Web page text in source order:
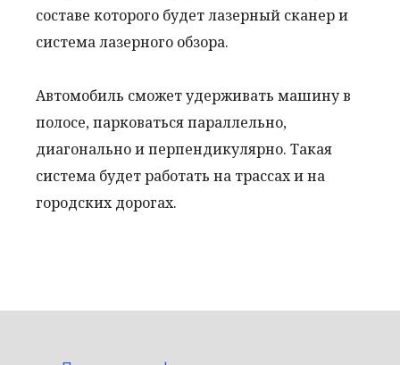
составе которого будет лазерный сканер и
система лазерного обзора.
Автомобиль сможет удерживать машину в
полосе, парковаться параллельно,
диагонально и перпендикулярно. Такая
система будет работать на трассах и на
городских дорогах.